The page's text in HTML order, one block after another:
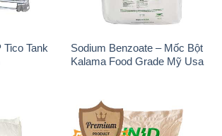
Tank
Sodium Benzoate – Mốc Bột
Kalama Food Grade Mỹ Usa